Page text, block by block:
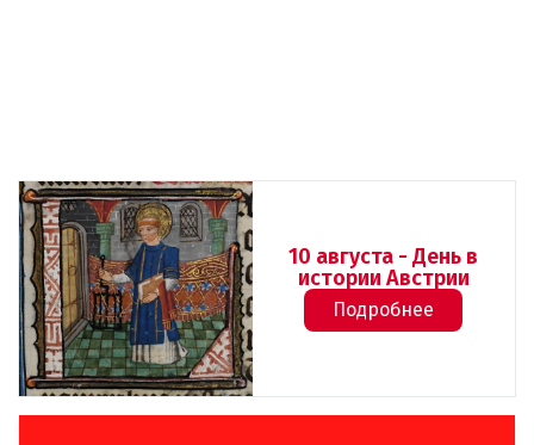
10 августа - День в
истории Австрии
Подробнее